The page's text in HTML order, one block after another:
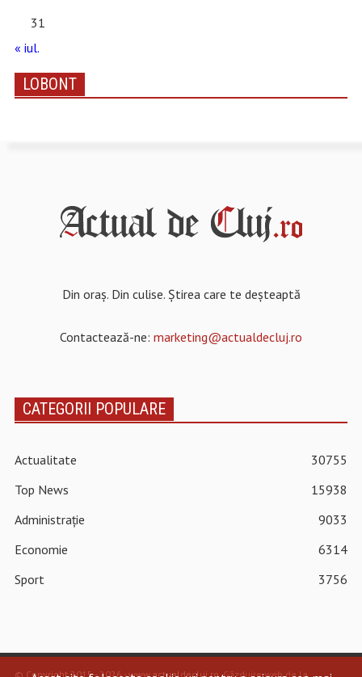
31
« iul.
LOBONT
Din oraș. Din culise. Știrea care te deșteaptă
Contactează-ne: marketing@actualdecluj.ro
CATEGORII POPULARE
Actualitate
30755
Top News
15938
Administrație
9033
Economie
6314
Sport
3756
© Copyright 2015 - 2026 - www.actualdecluj.ro.Găzduire web de la